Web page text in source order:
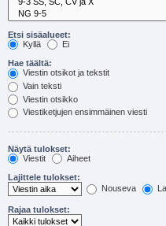
Etsi sisäalueet:
Kyllä
Ei
Hae täältä:
Viestin otsikot ja tekstit
Vain teksti
Viestin otsikko
Viestiketjujen ensimmäinen viesti
Näytä tulokset:
Viestit
Aiheet
Lajittele tulokset:
Nouseva
Rajaa tulokset: